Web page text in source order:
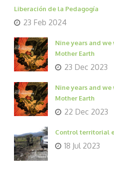
Liberación de la Pedagogía
23 Feb 2024
Nine years and
Mother Earth
23 Dec 2023
Nine years and
Mother Earth
22 Dec 2023
Control territorial
18 Jul 2023